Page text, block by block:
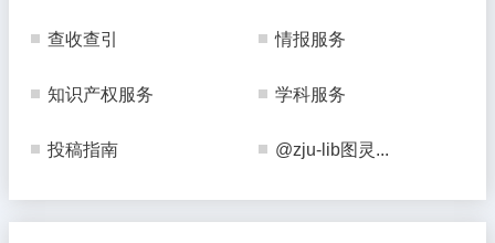
查收查引 情报服务
知识产权服务 学科服务
投稿指南 @zju-lib图灵...